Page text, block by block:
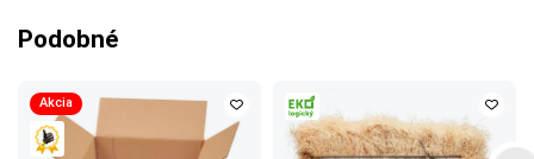
Podobné
Akcia